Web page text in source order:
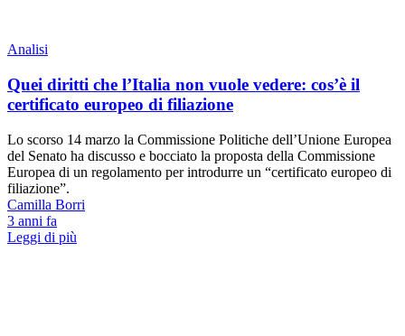
Analisi
Quei diritti che l’Italia non vuole vedere: cos’è il
certificato europeo di filiazione
Lo scorso 14 marzo la Commissione Politiche dell’Unione Europea
del Senato ha discusso e bocciato la proposta della Commissione
Europea di un regolamento per introdurre un “certificato europeo di
filiazione”.
Camilla Borri
3 anni fa
Leggi di più